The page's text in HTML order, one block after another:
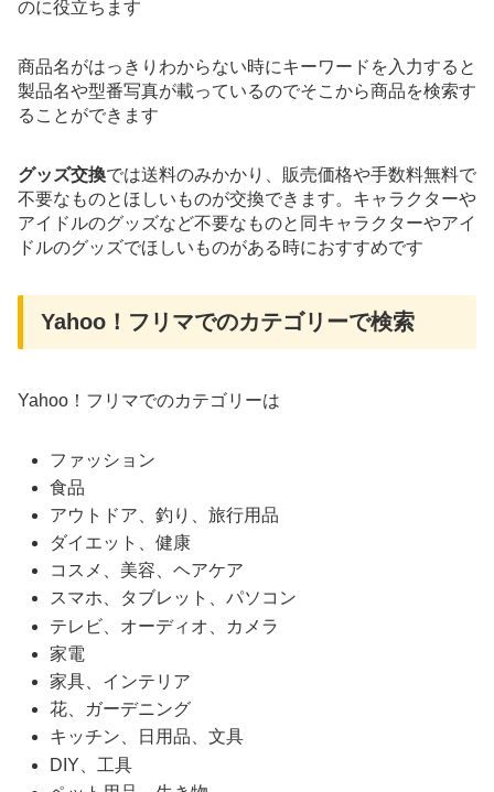
のに役立ちます
商品名がはっきりわからない時にキーワードを入力すると
製品名や型番写真が載っているのでそこから商品を検索す
ることができます
グッズ交換では送料のみかかり、販売価格や手数料無料で
不要なものとほしいものが交換できます。キャラクターや
アイドルのグッズなど不要なものと同キャラクターやアイ
ドルのグッズでほしいものがある時におすすめです
Yahoo！フリマでのカテゴリーで検索
Yahoo！フリマでのカテゴリーは
ファッション
食品
アウトドア、釣り、旅行用品
ダイエット、健康
コスメ、美容、ヘアケア
スマホ、タブレット、パソコン
テレビ、オーディオ、カメラ
家電
家具、インテリア
花、ガーデニング
キッチン、日用品、文具
DIY、工具